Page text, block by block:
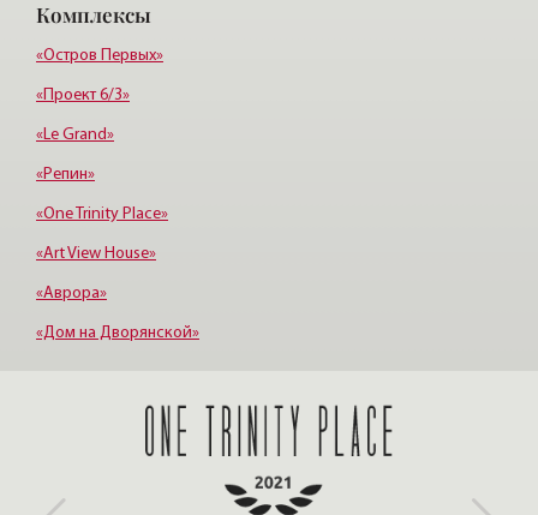
Пл. Ленина
Пл. Мужества
Комплексы
«Остров Первых»
«Проект 6/3»
«Le Grand»
«Репин»
«One Trinity Place»
«Art View House»
«Аврора»
«Дом на Дворянской»
«Новая История»